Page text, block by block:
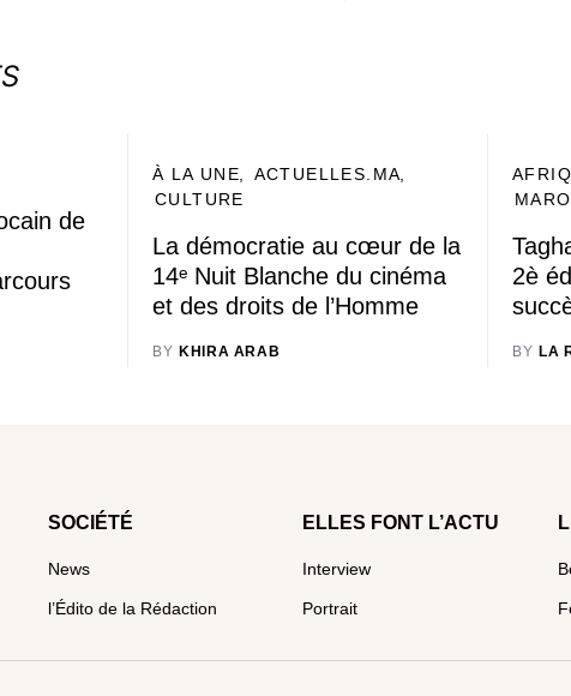
de
À LA UNE
ACTUELLES.MA
CULTURE
La démocratie au cœur de la
14ᵉ Nuit Blanche du cinéma
et des droits de l’Homme
BY KHIRA ARAB
2è
BY LA
SOCIÉTÉ
News
l’Édito de la Rédaction
ELLES FONT L’ACTU
Interview
Portrait